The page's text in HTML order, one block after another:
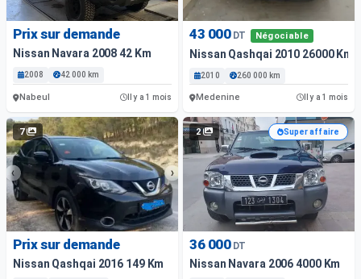
Prix sur demande
Nissan Navara 2008 42 Km
2008 42 000 km
Nabeul Il y a 1 mois
43 000 DT Négociable
Nissan Qashqai 2010 26000 Km
2010 260 000 km
Medenine Il y a 1 mois
7
Prix sur demande
Nissan Qashqai 2016 149 Km
2 Super affaire
36 000 DT
Nissan Navara 2006 4000 Km